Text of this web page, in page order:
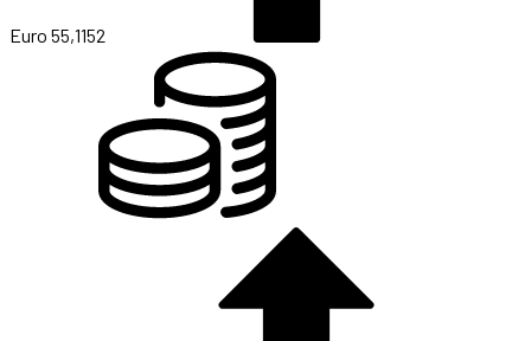
Euro 55,1152